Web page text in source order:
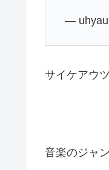
— uhyau
サイケアウ
音楽のジャ